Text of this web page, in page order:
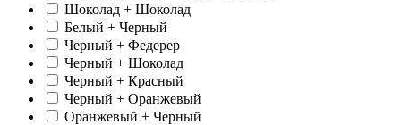
Шоколад + Шоколад
Белый + Черный
Черный + Федерер
Черный + Шоколад
Черный + Красный
Черный + Оранжевый
Оранжевый + Черный